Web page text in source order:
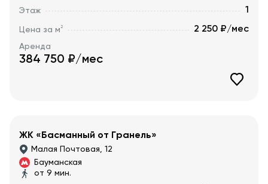
Этаж 1
Цена за м2 2 250 ₽/мес
Аренда
384 750 ₽/мес
ЖК «Басманный от Гранель»
Малая Почтовая, 12
Бауманская
от 9 мин.